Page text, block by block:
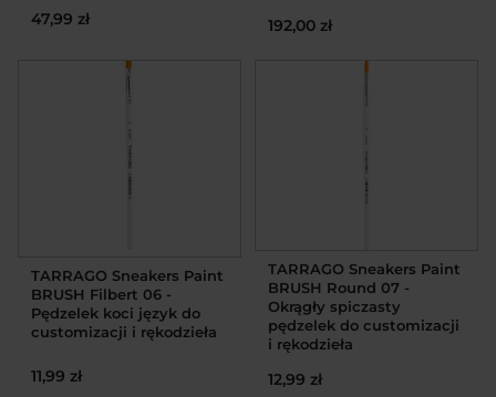
47,99 zł 192,00 zł
TARRAGO Sneakers Paint
BRUSH Filbert 06 -
Pędzelek koci język do
customizacji i rękodzieła
11,99 zł
TARRAGO Sneakers Paint
BRUSH Round 07 -
Okrągły spiczasty
pędzelek do customizacji
i rękodzieła
12,99 zł